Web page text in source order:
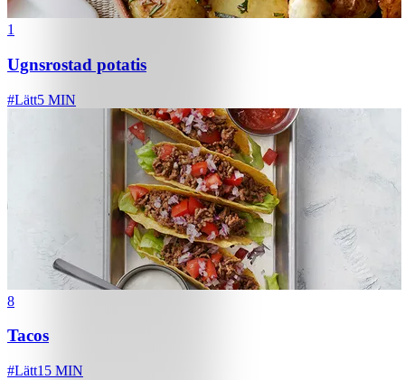
1
Ugnsrostad potatis
#Lätt5 MIN
8
Tacos
#Lätt15 MIN